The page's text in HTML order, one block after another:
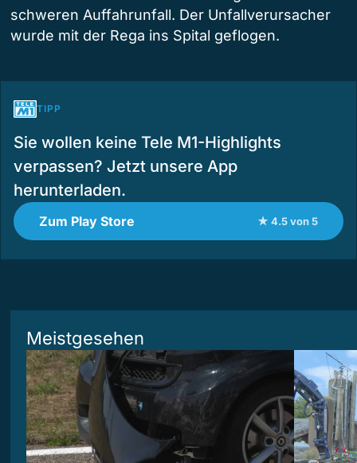
schweren Auffahrunfall. Der Unfallverursacher
wurde mit der Rega ins Spital geflogen.
TIPP
Sie wollen keine Tele M1-Highlights
verpassen? Jetzt unsere App
herunterladen.
Zum Play Store ★ 4.5 von 5
Meistgesehen